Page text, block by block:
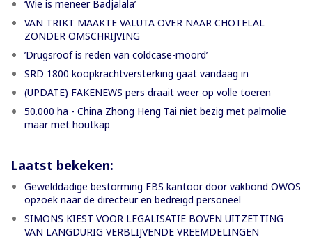
‘Wie is meneer Badjalala’
VAN TRIKT MAAKTE VALUTA OVER NAAR CHOTELAL
ZONDER OMSCHRIJVING
’Drugsroof is reden van coldcase-moord’
SRD 1800 koopkrachtversterking gaat vandaag in
(UPDATE) FAKENEWS pers draait weer op volle toeren
50.000 ha - China Zhong Heng Tai niet bezig met palmolie
maar met houtkap
Laatst bekeken:
Gewelddadige bestorming EBS kantoor door vakbond OWOS
opzoek naar de directeur en bedreigd personeel
SIMONS KIEST VOOR LEGALISATIE BOVEN UITZETTING
VAN LANGDURIG VERBLIJVENDE VREEMDELINGEN